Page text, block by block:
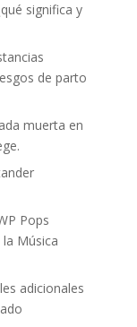
significa y
de parto
muerta en
Pops
Música
adicionales